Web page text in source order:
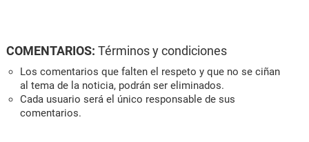
COMENTARIOS: Términos y condiciones
Los comentarios que falten el respeto y que no se ciñan
al tema de la noticia, podrán ser eliminados.
Cada usuario será el único responsable de sus
comentarios.